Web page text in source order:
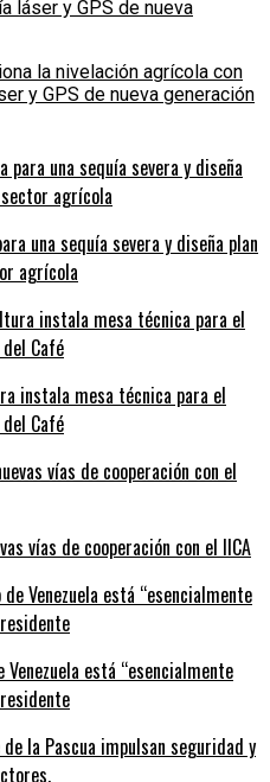
la nivelación agrícola con
y GPS de nueva generación
una sequía severa y diseña plan
agrícola
instala mesa técnica para el
Café
vías de cooperación con el IICA
está “esencialmente